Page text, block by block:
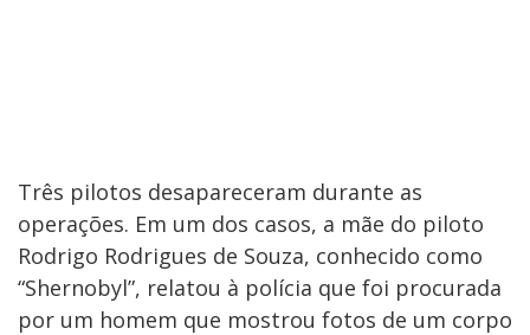
Três pilotos desapareceram durante as
operações. Em um dos casos, a mãe do piloto
Rodrigo Rodrigues de Souza, conhecido como
“Shernobyl”, relatou à polícia que foi procurada
por um homem que mostrou fotos de um corpo